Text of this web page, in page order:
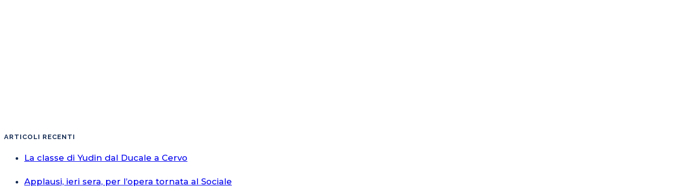
ARTICOLI RECENTI
La classe di Yudin dal Ducale a Cervo
Applausi, ieri sera, per l’opera tornata al Sociale